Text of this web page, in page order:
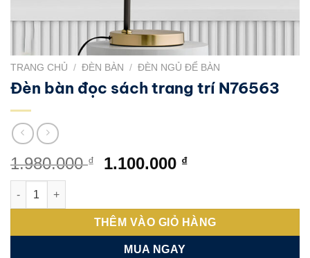
TRANG CHỦ / ĐÈN BÀN / ĐÈN NGỦ ĐỂ BÀN
Đèn bàn đọc sách trang trí N76563
1.980.000₫
Giá
1.980.000 ₫.
1.100.000 ₫Giá
là:
1.100.000 ₫.
Đèn bàn đọc sách trang trí N76563 số lượng
THÊM VÀO GIỎ HÀNG
MUA NGAY